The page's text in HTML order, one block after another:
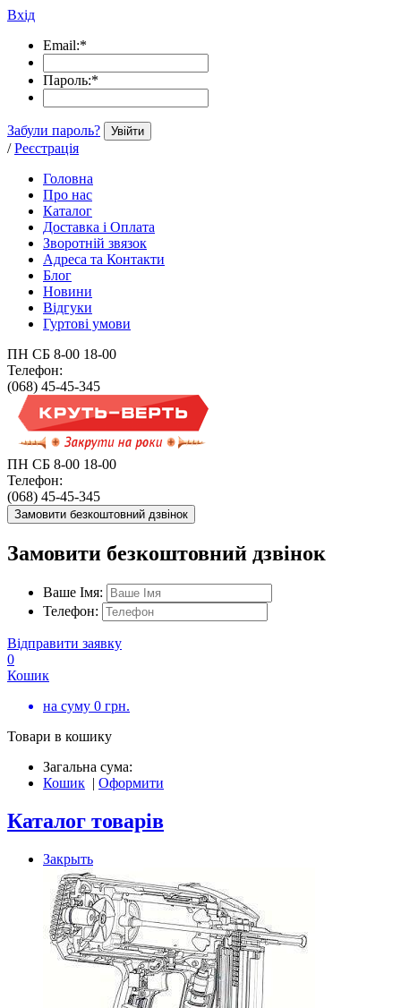
Вхід
Email:*
Пароль:*
Забули пароль? Увійти
/ Реєстрація
Головна
Про нас
Каталог
Доставка і Оплата
Зворотній звязок
Адреса та Контакти
Блог
Новини
Відгуки
Гуртові умови
ПН СБ 8-00 18-00
Телефон:
(068) 45-45-345
ПН СБ 8-00 18-00
Телефон:
(068) 45-45-345
Замовити безкоштовний дзвінок
Замовити безкоштовний дзвінок
Ваше Імя:
Телефон:
Відправити заявку
0
Кошик
на суму 0 грн.
Товари в кошику
Загальна сума:
Кошик | Оформити
Каталог товарів
Закрыть